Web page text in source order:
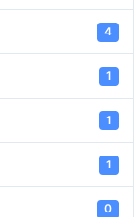
4
1
1
1
0